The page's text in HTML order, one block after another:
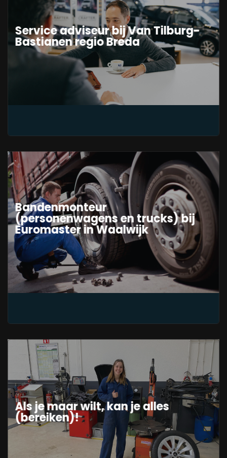
Service adviseur bij Van Tilburg-
Bastianen regio Breda
Bandenmonteur
(personenwagens en trucks) bij
Euromaster in Waalwijk
Als je maar wilt, kan je alles
(bereiken)!